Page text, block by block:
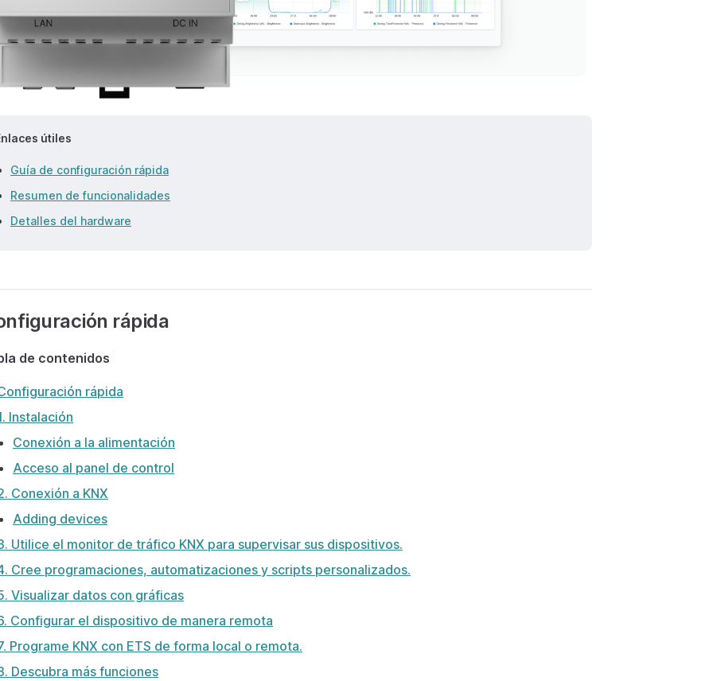
útiles
Guía de configuración rápida
Resumen de funcionalidades
Detalles del hardware
rápida
de contenidos
rápida
Instalación
Conexión a la alimentación
Acceso al panel de control
Conexión a KNX
Adding devices
Utilice el monitor de tráfico KNX para supervisar sus dispositivos.
Cree programaciones, automatizaciones y scripts personalizados.
Visualizar datos con gráficas
Configurar el dispositivo de manera remota
Programe KNX con ETS de forma local o remota.
Descubra más funciones